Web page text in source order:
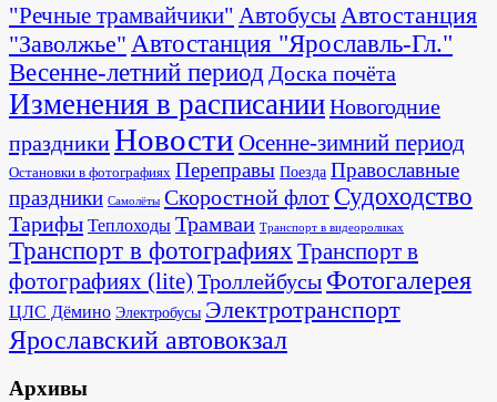
"Речные трамвайчики" АвтобусыАвтостанция
"Заволжье" Автостанция "Ярославль-Гл."
Весенне-летний период Доска почёта
Изменения в расписанииНовогодние
праздникиНовости Осенне-зимний период
Остановки в фотографиях Переправы Поезда Православные
праздники Самолёты Скоростной флот Судоходство
Тарифы Теплоходы Трамваи Транспорт в видеороликах
Транспорт в фотографияхТранспорт в
фотографиях (lite) Троллейбусы Фотогалерея
ЦЛС Дёмино Электробусы Электротранспорт
Ярославский автовокзал
Архивы